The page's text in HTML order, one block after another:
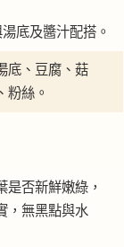
底及醬汁配搭。
底、豆腐、菇
粉絲。
是否新鮮嫩綠，
，無黑點與水